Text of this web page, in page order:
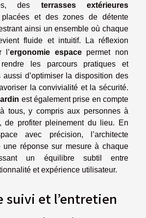
des terrasses extérieures
placées et des zones de détente
ainsi un ensemble où chaque
fluide et intuitif. La réflexion
l’ergonomie espacepermet non
les parcours pratiques et
aussi d’optimiser la disposition des
la convivialité et la sécurité.
est également prise en compte
tous, y compris aux personnes à
de profiter pleinement du lieu. En
avec précision, l’architecte
une réponse sur mesure à chaque
un équilibre subtil entre
et expérience utilisateur.
suivi et l’entretien